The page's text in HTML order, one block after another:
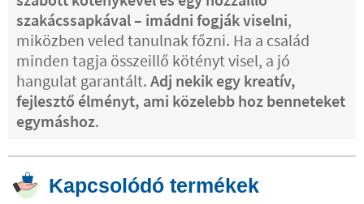
szakácssapkával – imádni fogják viselni,
miközben veled tanulnak főzni. Ha a család
minden tagja összeillő kötényt visel, a jó
hangulat garantált. Adj nekik egy kreatív,
fejlesztő élményt, ami közelebb hoz benneteket
egymáshoz.
Kapcsolódó termékek